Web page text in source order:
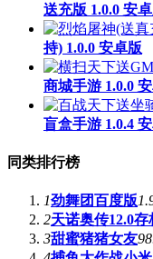
送充版 1.0.0 安
持) 1.0.0 安卓版
商城手游 1.0.0
盲盒手游 1.0.4
同类排行榜
1劲舞团百度版
2天诺奥传12.0存
3甜蜜猪猪女友